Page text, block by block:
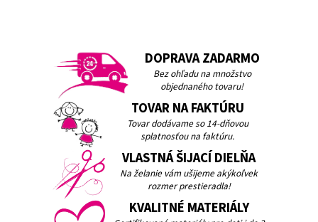
DOPRAVA ZADARMO
Bez ohľadu na množstvo
objednaného tovaru!
TOVAR NA FAKTÚRU
Tovar dodávame so 14-dňovou
splatnosťou na faktúru.
VLASTNÁ ŠIJACÍ DIELŇA
Na želanie vám ušijeme akýkoľvek
rozmer prestieradla!
KVALITNÉ MATERIÁLY